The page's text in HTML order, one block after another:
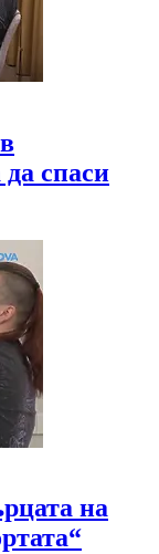
да спаси
на